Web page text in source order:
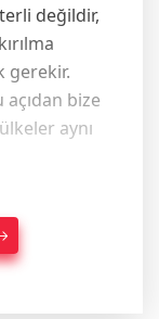
değildir,
gerekir.
bize
aynı